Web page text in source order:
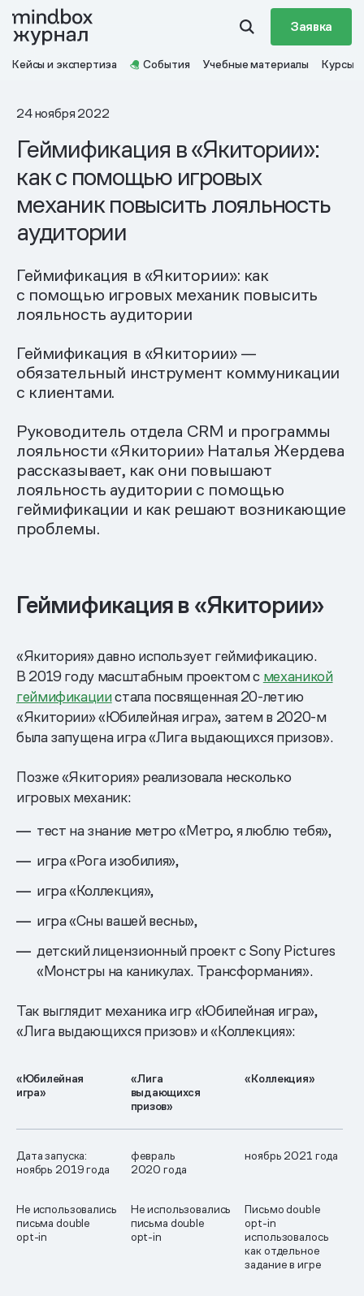
Заявка
Кейсы и экспертиза События Учебные материалы Курсы
24 ноября 2022
Геймификация в «Якитории»:
как с помощью игровых
механик повысить лояльность
аудитории
Геймификация в «Якитории»: как
с помощью игровых механик повысить
лояльность аудитории
Геймификация в «Якитории» —
обязательный инструмент коммуникации
с клиентами.
Руководитель отдела CRM и программы
лояльности «Якитории» Наталья Жердева
рассказывает, как они повышают
лояльность аудитории с помощью
геймификации и как решают возникающие
проблемы.
Геймификация в «Якитории»
«Якитория» давно использует геймификацию.
В 2019 году масштабным проектом с механикой
геймификациистала посвященная 20-летию
«Якитории» «Юбилейная игра», затем в 2020-м
была запущена игра «Лига выдающихся призов».
Позже «Якитория» реализовала несколько
игровых механик:
тест на знание метро «Метро, я люблю тебя»,
игра «Рога изобилия»,
игра «Коллекция»,
игра «Сны вашей весны»,
детский лицензионный проект с Sony Pictures
«Монстры на каникулах. Трансформания».
Так выглядит механика игр «Юбилейная игра»,
«Лига выдающихся призов» и «Коллекция»:
«Юбилейная
игра»
«Лига
выдающихся
призов»
«Коллекция»
Дата запуска:
ноябрь 2019 года
февраль
2020 года
ноябрь 2021 года
Не использовались
письма double
opt-in
Не использовались
письма double
opt-in
Письмо double
opt-in
использовалось
как отдельное
задание в игре